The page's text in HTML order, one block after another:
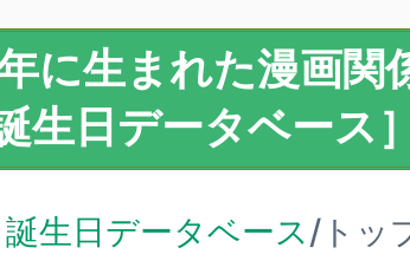
に生まれた漫画関
誕生日データベース］
生日データベース/トッ